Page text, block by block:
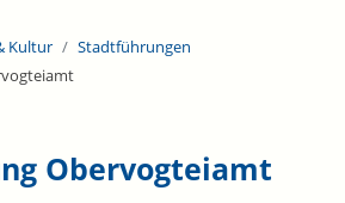
Kultur
Stadtführungen
Obervogteiamt